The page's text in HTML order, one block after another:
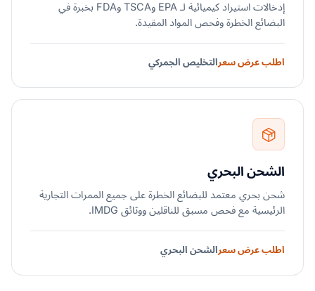
إدخالات استيراد كيميائية لـ EPA وTSCA وFDA بخبرة في
البضائع الخطرة وفحص المواد المقيدة.
اطلب عرض سعرالتخليص الجمركي
الشحن البحري
شحن بحري معتمد للبضائع الخطرة على جميع الممرات التجارية
الرئيسية مع فحص مسبق للناقلين ووثائق IMDG.
اطلب عرض سعرالشحن البحري